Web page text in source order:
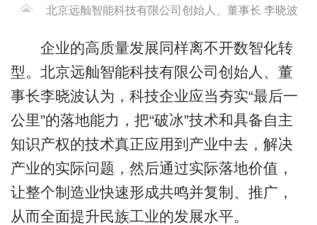
北京远舢智能科技有限公司创始人、董事长 李晓波
企业的高质量发展同样离不开数智化转
型。北京远舢智能科技有限公司创始人、董
事长李晓波认为，科技企业应当夯实“最后一
公里”的落地能力，把“破冰”技术和具备自主
知识产权的技术真正应用到产业中去，解决
产业的实际问题，然后通过实际落地价值，
让整个制造业快速形成共鸣并复制、推广，
从而全面提升民族工业的发展水平。